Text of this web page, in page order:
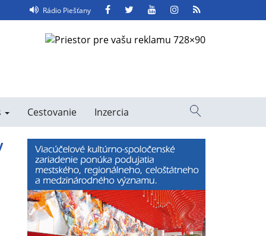
Rádio Piešťany FacebookTwitter YouTube Instagram
Feed
Cestovanie Inzercia
Vyhľadávanie